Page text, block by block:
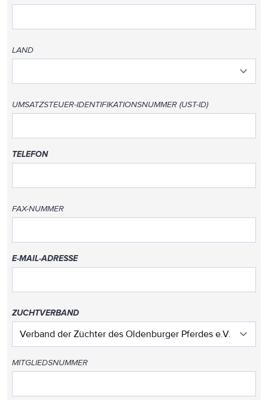
LAND
UMSATZSTEUER-IDENTIFIKATIONSNUMMER (UST-ID)
TELEFON
FAX-NUMMER
E-MAIL-ADRESSE
ZUCHTVERBAND
MITGLIEDSNUMMER